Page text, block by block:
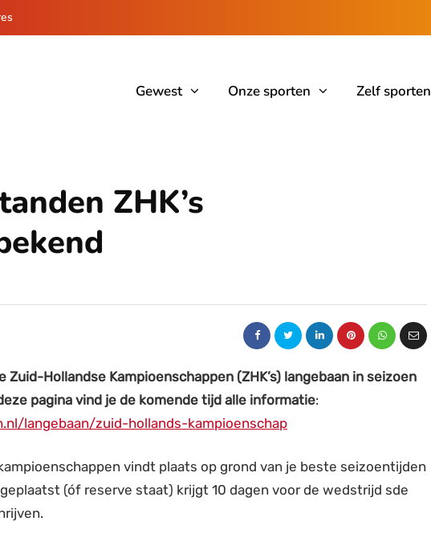
Gewest Onze sporten Zelf sporten
ZHK’s
Zuid-Hollandse Kampioenschappen (ZHK’s) langebaan in seizoen
pagina vind je de komende tijd alle informatie:
langebaan/zuid-hollands-kampioenschap
vindt plaats op grond van je beste seizoentijden
(óf reserve staat) krijgt 10 dagen voor de wedstrijd sde